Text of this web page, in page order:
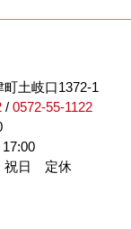
町土岐口1372-1
/ 0572-55-1122
17:00
祝日 定休